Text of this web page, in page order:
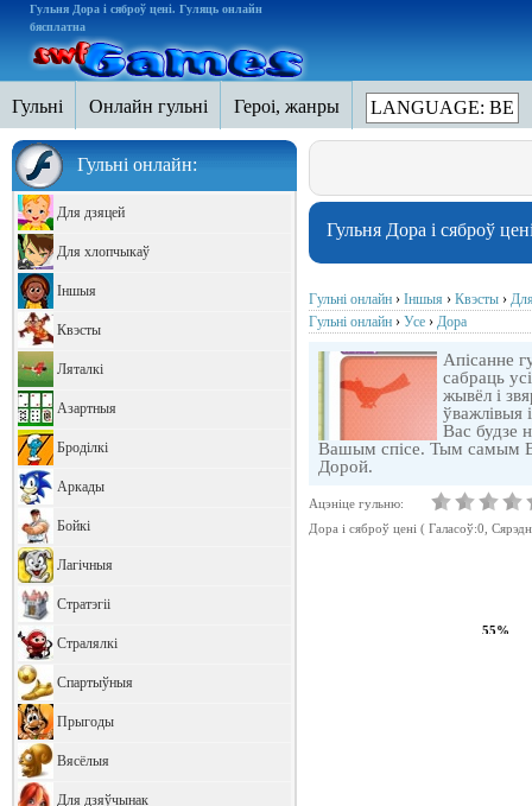
Гульня Дора і сяброў цені. Гуляць онлайн
бясплатна
Гульні Онлайн гульні Героі, жанры LANGUAGE: BE
Гульні онлайн:
Для дзяцей
Для хлопчыкаў
Іншыя
Квэсты
Ляталкі
Азартныя
Броділкі
Аркады
Бойкі
Лагічныя
Стратэгіі
Стралялкі
Спартыўныя
Прыгоды
Вясёлыя
Для дзяўчынак
Гульня Дора і сяброў
Гульні онлайн › Іншыя › Квэсты ›
Гульні онлайн › Усе › Дора
Апісанне
сабраць
жывёл і
ўважлівыя
Вас будзе
Вашым спісе. Тым самым
Дорой.
Ацэніце гульню:
Дора і сяброў цені ( Галасоў:0 ,
59%